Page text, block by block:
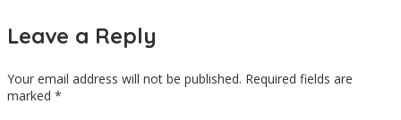
Leave a Reply
Your email address will not be published. Required fields are
marked *